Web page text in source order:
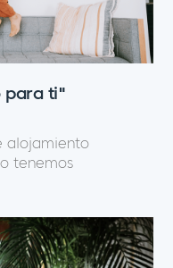
para ti"
alojamiento
tenemos